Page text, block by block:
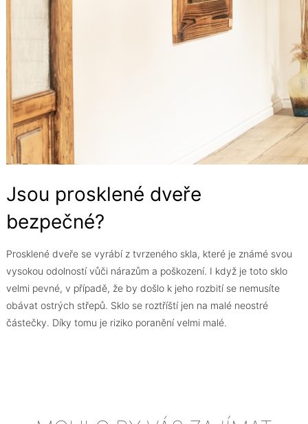
Jsou prosklené dveře
bezpečné?
Prosklené dveře se vyrábí z tvrzeného skla, které je známé svou
vysokou odolností vůči nárazům a poškození. I když je toto sklo
velmi pevné, v případě, že by došlo k jeho rozbití se nemusíte
obávat ostrých střepů. Sklo se roztříští jen na malé neostré
částečky. Díky tomu je riziko poranění velmi malé.